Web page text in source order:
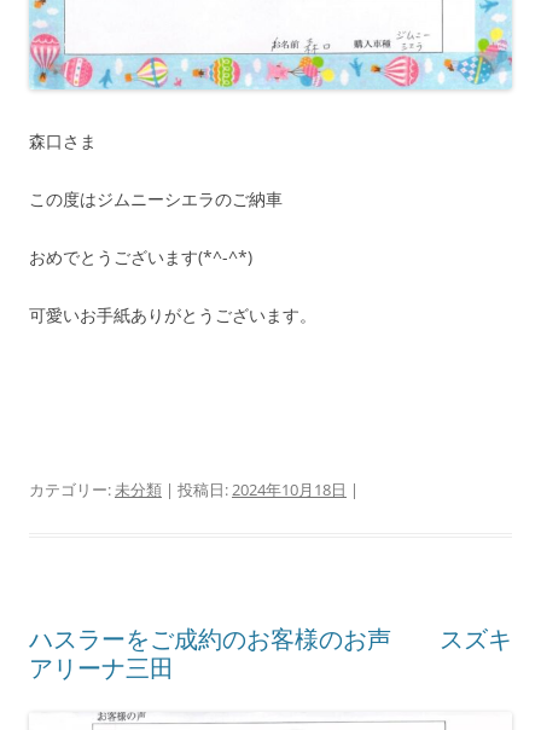
森口さま
この度はジムニーシエラのご納車
おめでとうございます(*^-^*)
可愛いお手紙ありがとうございます。
カテゴリー:未分類 | 投稿日:2024年10月18日 |
ハスラーをご成約のお客様のお声 スズキ
アリーナ三田